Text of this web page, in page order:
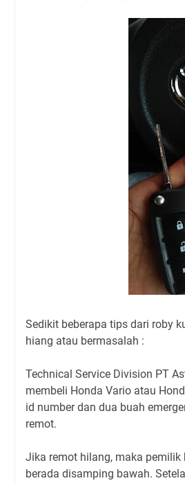
Sedikit beberapa tips dari roby
hiang atau bermasalah :
Technical Service Division PT
membeli Honda Vario atau
id number dan dua buah
remot.
Jika remot hilang, maka pemilik
berada disamping bawah.